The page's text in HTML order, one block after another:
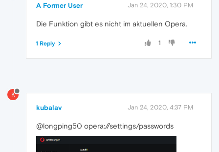
A Former User Jan 24, 2020, 1:30 PM
Die Funktion gibt es nicht im aktuellen Opera.
1
1 Reply
K
kubalav Jan 24, 2020, 4:37 PM
@longping50 opera://settings/passwords